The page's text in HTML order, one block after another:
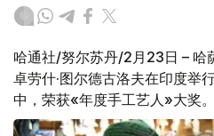
哈通社/努尔苏丹/2月23日 – 哈
卓劳什·图尔德古洛夫在印度举
中，荣获«年度手工艺人»大奖。